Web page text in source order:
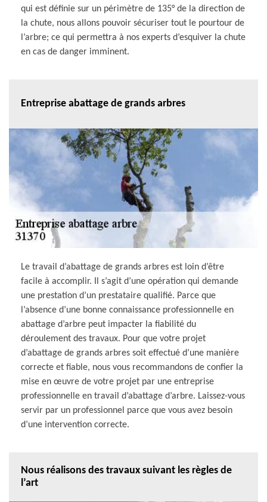
qui est définie sur un périmètre de 135° de la direction de
la chute, nous allons pouvoir sécuriser tout le pourtour de
l’arbre; ce qui permettra à nos experts d’esquiver la chute
en cas de danger imminent.
Entreprise abattage de grands arbres
Le travail d’abattage de grands arbres est loin d’être
facile à accomplir. Il s’agit d’une opération qui demande
une prestation d’un prestataire qualifié. Parce que
l’absence d’une bonne connaissance professionnelle en
abattage d’arbre peut impacter la fiabilité du
déroulement des travaux. Pour que votre projet
d’abattage de grands arbres soit effectué d’une manière
correcte et fiable, nous vous recommandons de confier la
mise en œuvre de votre projet par une entreprise
professionnelle en travail d’abattage d’arbre. Laissez-vous
servir par un professionnel parce que vous avez besoin
d’une intervention correcte.
Nous réalisons des travaux suivant les règles de
l’art